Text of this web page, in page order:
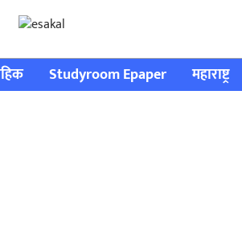
Studyroom Epaper महाराष्ट्र